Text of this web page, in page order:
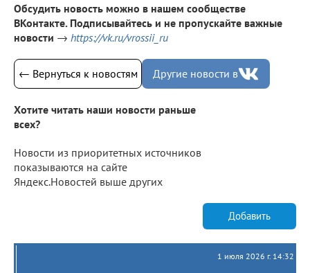
Обсудить новость можно в нашем сообществе
ВКонтакте. Подписывайтесь и не пропускайте важные
новости → https://vk.ru/vrossii_ru
← Вернуться к новостям Другие новости в
Хотите читать наши новости раньше
всех?
Новости из приоритетных источников
показываются на сайте
Яндекс.Новостей выше других
Добавить
1 июля 2026 г. 14:32